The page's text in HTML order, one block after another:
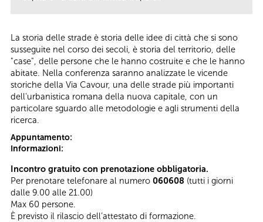
La storia delle strade è storia delle idee di città che si sono
susseguite nel corso dei secoli, è storia del territorio, delle
"case", delle persone che le hanno costruite e che le hanno
abitate. Nella conferenza saranno analizzate le vicende
storiche della Via Cavour, una delle strade più importanti
dell'urbanistica romana della nuova capitale, con un
particolare sguardo alle metodologie e agli strumenti della
ricerca.
Appuntamento:
Informazioni:
Incontro gratuito con prenotazione obbligatoria.
Per prenotare telefonare al numero 060608 (tutti i giorni
dalle 9.00 alle 21.00)
Max 60 persone.
È previsto il rilascio dell’attestato di formazione.